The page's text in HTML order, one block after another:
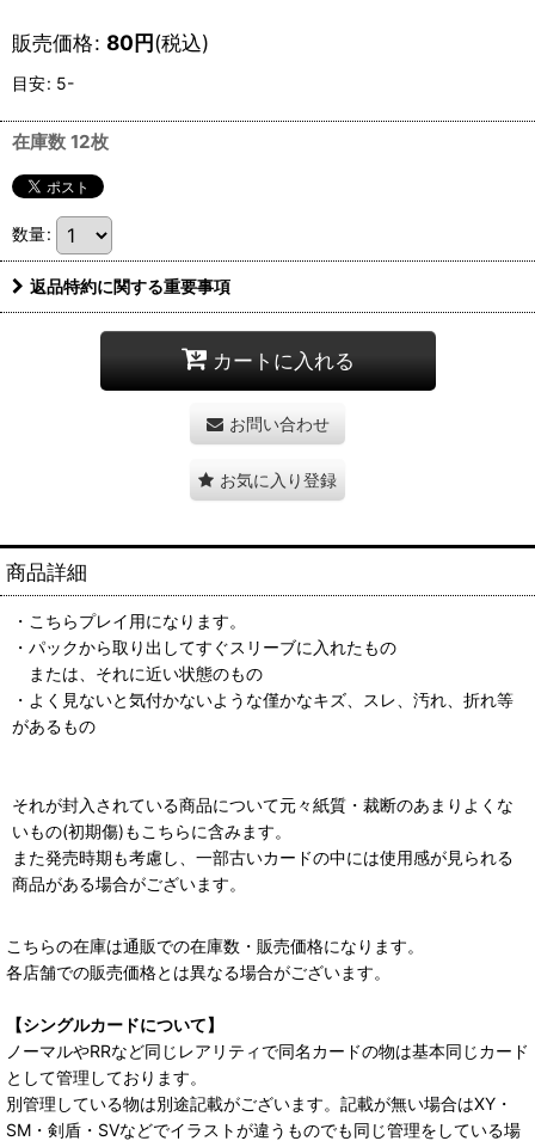
販売価格: 80円(税込)
目安: 5-
在庫数 12枚
数量:
返品特約に関する重要事項
カートに入れる
お問い合わせ
お気に入り登録
商品詳細
・こちらプレイ用になります。
・パックから取り出してすぐスリーブに入れたもの
または、それに近い状態のもの
・よく見ないと気付かないような僅かなキズ、スレ、汚れ、折れ等
があるもの
それが封入されている商品について元々紙質・裁断のあまりよくな
いもの(初期傷)もこちらに含みます。
また発売時期も考慮し、一部古いカードの中には使用感が見られる
商品がある場合がございます。
こちらの在庫は通販での在庫数・販売価格になります。
各店舗での販売価格とは異なる場合がございます。
【シングルカードについて】
ノーマルやRRなど同じレアリティで同名カードの物は基本同じカード
として管理しております。
別管理している物は別途記載がございます。記載が無い場合はXY・
SM・剣盾・SVなどでイラストが違うものでも同じ管理をしている場